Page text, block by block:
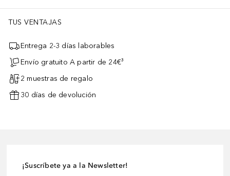
TUS VENTAJAS
Entrega 2-3 días laborables
Envío gratuito A partir de 24€³
2 muestras de regalo
30 días de devolución
¡Suscríbete ya a la Newsletter!